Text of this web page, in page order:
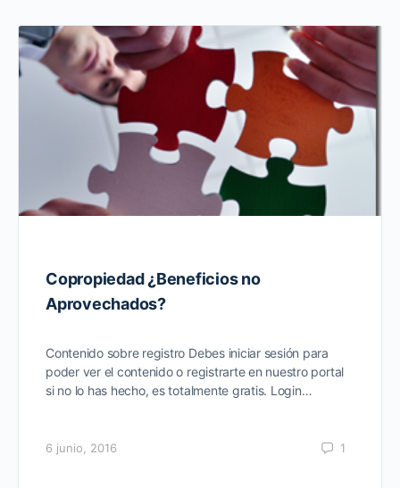
Copropiedad ¿Beneficios no
Aprovechados?
Contenido sobre registro Debes iniciar sesión para
poder ver el contenido o registrarte en nuestro portal
si no lo has hecho, es totalmente gratis. Login…
6 junio, 2016 1